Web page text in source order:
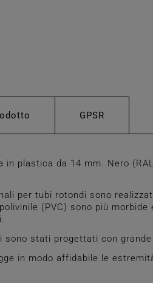
GPSR
in plastica da 14 mm. Nero
per tubi rotondi sono
(PVC) sono più
sono stati progettati con
in modo affidabile le